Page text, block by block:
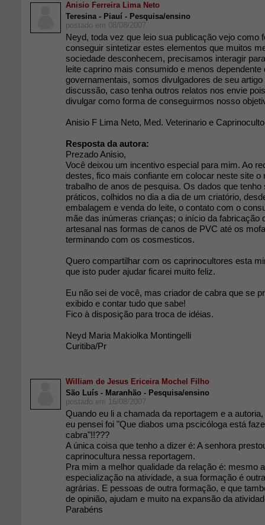
Anisio Ferreira Lima Neto
Teresina - Piauí - Pesquisa/ensino
postado em 08/08/2007
Neyd, toda vez que leio sua publicação vejo como
conseguir sintetizar estes elementos que muitos
sociedade desconhecem, precisamos interagir
leite caprino mais consumido e menos dependente
governamentais, somos divulgadores de seu
discussão, caso tenha outros relatos nos envie
divulgar como forma de conseguirmos nosso
Anisio F Lima Neto, Med. Veterinario e
Resposta da autora:
Prezado Anisio,
Você deixou um incentivo especial para mim. Ao
destes, fico mais confiante em colocar neste site o
trabalho de anos de pesquisa. Os dados que tenho
práticos, colhidos no dia a dia de um criatório,
embalagem e venda do leite, o contato com o
mãe das inúmeras crianças; o início da fabricação
artesanal nas formas de canos de PVC até os
terminando com os cosmesticos.
Quero compartilhar com os caprinocultores esta
que isto puder ajudar ficarei muito feliz.
Eu não sei de você, mas criador de cabra que se
exibido e contar tudo que sabe!
Fico à disposição para troca de idéias.
Neyd Maria Makiolka Montingelli
Curitiba/Pr
William de Jesus Ericeira Mochel Filho
São Luís - Maranhão - Pesquisa/ensino
postado em 16/08/2007
Quando eu li a chamada da reportagem e a
eu pensei foi "Que diabos uma pscicóloga está
cabra"!!???
A única coisa que tenho a dizer é: A senhora
caprinocultura nessa reportagem.
Pra mim a melhor qualidade da relação é: mesmo
especialização na atividade, a sua formação é
agrárias. E pessoas de outra formação, e que
de opinião, ajudam e muito na expansão da
Parabéns